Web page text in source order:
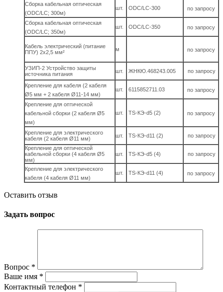
Сборка кабельная оптическая
(ODC/LC; 300м)
шт. ODC/LC-300 по запросу
Сборка кабельная оптическая
(ODC/LC; 350м)
шт. ODC/LC-350 по запросу
Кабель электрический (питание
ППУ) 2х2,5 мм²
м по запросу
УЗИП-2 Устройство защиты
источника питания
шт. ЖНКЮ.468243.005 по запросу
Крепление для кабеля (2 кабеля
Ø5 мм + 2 кабеля Ø11-14 мм)
шт. 6115852711.03 по запросу
Крепление для оптической
кабельной сборки (2 кабеля Ø5
мм)
шт. TS-КЭ-d5 (2) по запросу
Крепление для электрического
кабеля (2 кабеля Ø11 мм)
шт. TS-КЭ-d11 (2) по запросу
Крепление для оптической
кабельной сборки (4 кабеля Ø5
мм)
шт. TS-КЭ-d5 (4) по запросу
Крепление для электрического
кабеля (4 кабеля Ø11 мм)
шт. TS-КЭ-d11 (4) по запросу
Оставить отзыв
Задать вопрос
Вопрос *
Ваше имя *
Контактный телефон *